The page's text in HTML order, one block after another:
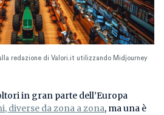
redazione di Valori.it utilizzando Midjourney
in gran parte dell’Europa
diverse da zona a zona, ma una è